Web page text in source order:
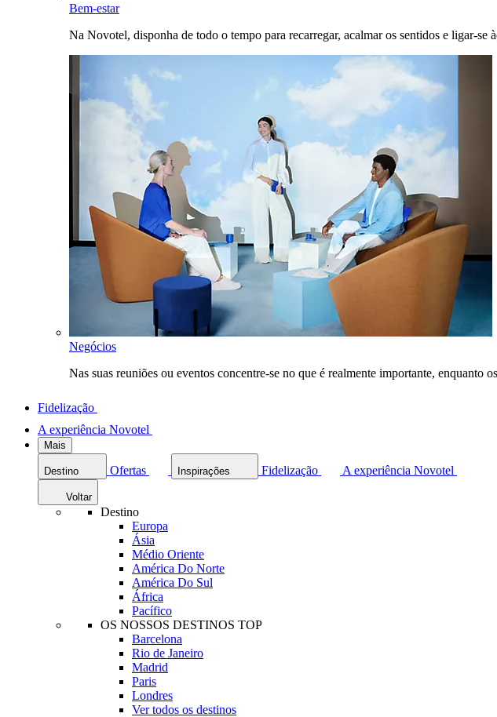
Bem-estar
Na Novotel, disponha de todo o tempo para recarregar, acalmar os sentidos e ligar-se
Negócios
Nas suas reuniões ou eventos concentre-se no que é realmente importante, enquanto
Fidelização
A experiência Novotel
Mais
Destino Ofertas Inspirações Fidelização A experiência Novotel
Voltar
Destino
Europa
Ásia
Médio Oriente
América Do Norte
América Do Sul
África
Pacífico
OS NOSSOS DESTINOS TOP
Barcelona
Rio de Janeiro
Madrid
Paris
Londres
Ver todos os destinos